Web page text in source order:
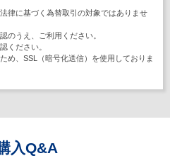
律に基づく為替取引の対象ではありませ
のうえ、ご利用ください。
ください。
め、SSL（暗号化送信）を使用しておりま
入Q&A